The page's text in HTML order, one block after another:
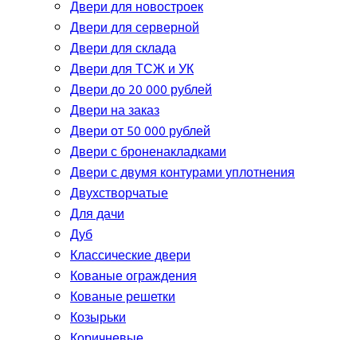
Двери для новостроек
Двери для серверной
Двери для склада
Двери для ТСЖ и УК
Двери до 20 000 рублей
Двери на заказ
Двери от 50 000 рублей
Двери с броненакладками
Двери с двумя контурами уплотнения
Двухстворчатые
Для дачи
Дуб
Классические двери
Кованые ограждения
Кованые решетки
Козырьки